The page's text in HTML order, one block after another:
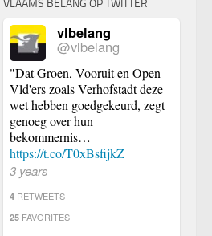
VLAAMS BELANG OP TWITTER
vlbelang
@vlbelang
"Dat Groen, Vooruit en Open
Vld'ers zoals Verhofstadt deze
wet hebben goedgekeurd, zegt
genoeg over hun
bekommernis…
https://t.co/T0xBsfijkZ
3 years
4 RETWEETS
25 FAVORITES